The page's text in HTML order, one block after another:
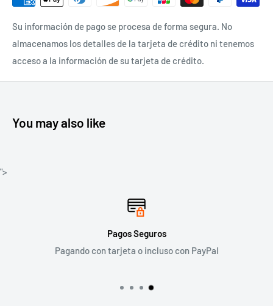
Su información de pago se procesa de forma segura. No
almacenamos los detalles de la tarjeta de crédito ni tenemos
acceso a la información de su tarjeta de crédito.
You may also like
">
Pagos Seguros
Pagando con tarjeta o incluso con PayPal